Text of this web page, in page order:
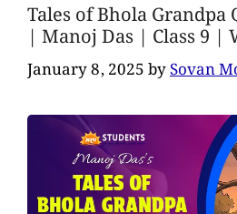
Tales of Bhola
| Manoj Das | Class 9 |
January 8, 2025bySovan